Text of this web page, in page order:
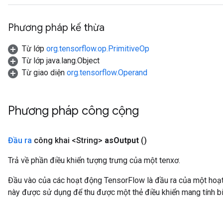
Phương pháp kế thừa
Từ lớp org.tensorflow.op.PrimitiveOp
Từ lớp java.lang.Object
Từ giao diện org.tensorflow.Operand
Phương pháp công cộng
Đầu ra công khai <String> asOutput ()
Trả về phần điều khiển tượng trưng của một tenxơ.
Đầu vào của các hoạt động TensorFlow là đầu ra của một
này được sử dụng để thu được một thẻ điều khiển mang tính